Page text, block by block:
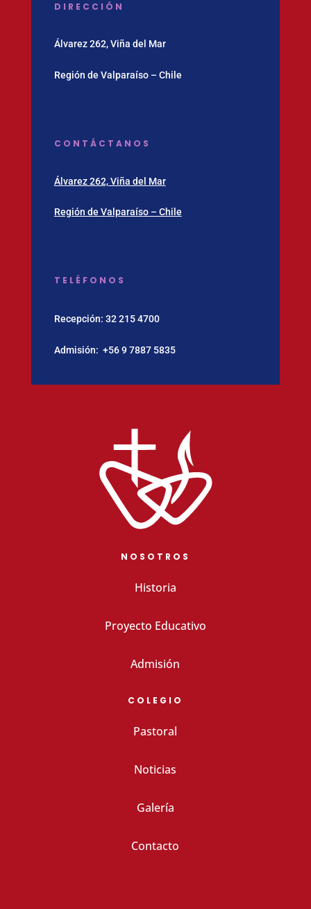
DIRECCIÓN
Álvarez 262, Viña del Mar
Región de Valparaíso – Chile
CONTÁCTANOS
Álvarez 262, Viña del Mar
Región de Valparaíso – Chile
TELÉFONOS
Recepción: 32 215 4700
Admisión: ‪+56 9 7887 5835
NOSOTROS
Historia
Proyecto Educativo
Admisión
COLEGIO
Pastoral
Noticias
Galería
Contacto